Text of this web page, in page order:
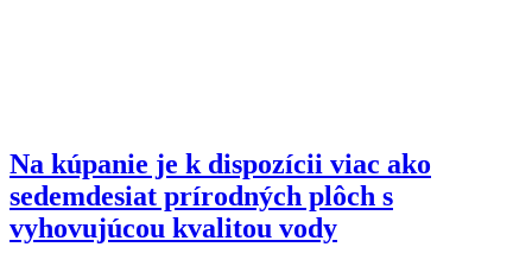
Na kúpanie je k dispozícii viac ako
sedemdesiat prírodných plôch s
vyhovujúcou kvalitou vody